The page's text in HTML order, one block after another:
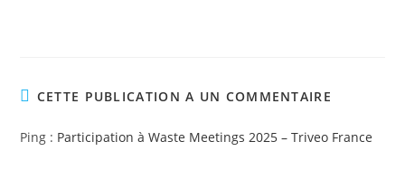
CETTE PUBLICATION A UN COMMENTAIRE
Ping : Participation à Waste Meetings 2025 – Triveo France